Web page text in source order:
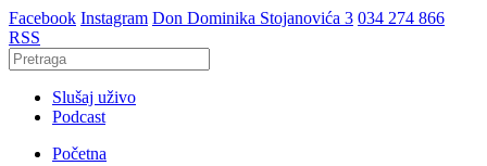
Facebook Instagram Don Dominika Stojanovića 3 034 274 866
RSS
Slušaj uživo
Podcast
Početna